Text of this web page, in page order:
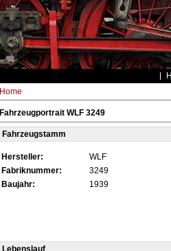
Home
Fahrzeugportrait WLF 3249
Fahrzeugstamm
Hersteller:
WLF
Fabriknummer:
3249
Baujahr:
1939
Lebenslauf